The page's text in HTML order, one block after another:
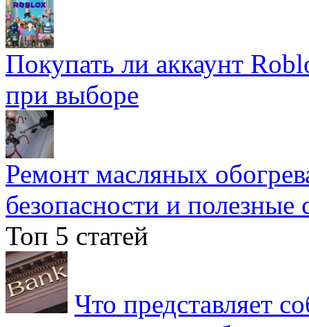
Покупать ли аккаунт
при выборе
Ремонт масляных
безопасности и полезные
Топ 5 статей
Что представляет